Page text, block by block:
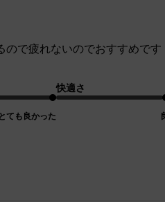
で疲れないのでおすすめです
とても良かった
快適さ